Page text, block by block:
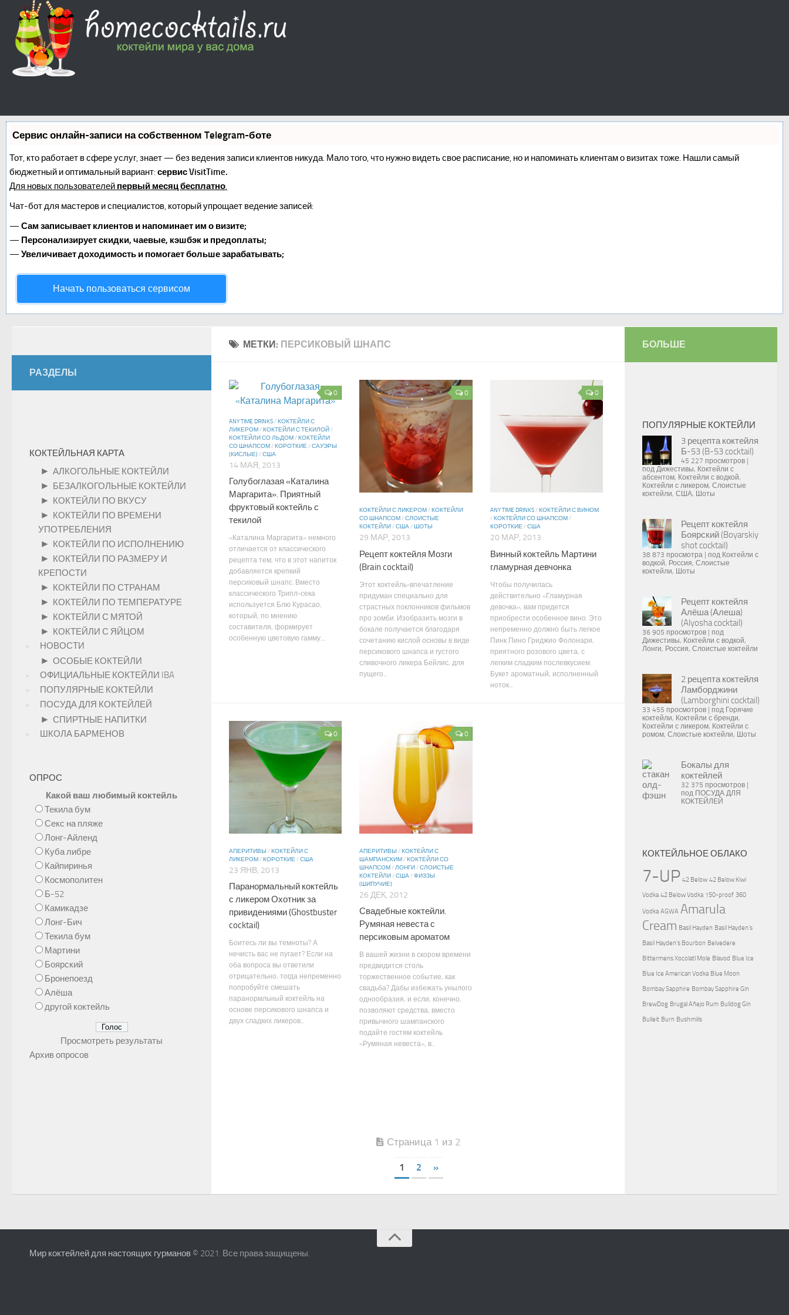
Сервис онлайн-записи на собственном Telegram-боте
Тот, кто работает в сфере услуг, знает — без ведения записи клиентов никуда. Мало того, что нужно видеть свое расписание, но и напоминать клиентам о визитах тоже. Нашли самый
бюджетный и оптимальный вариант: сервис VisitTime.
Для новых пользователей первый месяц бесплатно.
Чат-бот для мастеров и специалистов, который упрощает ведение записей:
— Сам записывает клиентов и напоминает им о визите;
— Персонализирует скидки, чаевые, кэшбэк и предоплаты;
— Увеличивает доходимость и помогает больше зарабатывать;
Начать пользоваться сервисом
МЕТКИ: ПЕРСИКОВЫЙ ШНАПС
0
ANY TIME DRINKS/КОКТЕЙЛИ С
ЛИКЕРОМ/КОКТЕЙЛИ С ТЕКИЛОЙ/
КОКТЕЙЛИ СО ЛЬДОМ/КОКТЕЙЛИ
СО ШНАПСОМ/КОРОТКИЕ/САУЭРЫ
(КИСЛЫЕ) /США
14 МАЯ, 2013
Голубоглазая «Каталина
Маргарита». Приятный
фруктовый коктейль с
текилой
«Каталина Маргарита» немного
отличается от классического
рецепта тем, что в этот напиток
добавляется крепкий
персиковый шнапс. Вместо
классического Трипл-сека
используется Блю Курасао,
который, по мнению
составителя, формирует
особенную цветовую гамму....
0
КОКТЕЙЛИ С ЛИКЕРОМ/КОКТЕЙЛИ
СО ШНАПСОМ/СЛОИСТЫЕ
КОКТЕЙЛИ/США/ШОТЫ
29 МАР, 2013
Рецепт коктейля Мозги
(Brain cocktail)
Этот коктейль-впечатление
придуман специально для
страстных поклонников фильмов
про зомби. Изобразить мозги в
бокале получается благодаря
сочетанию кислой основы в виде
персикового шнапса и густого
сливочного ликера Бейлис, для
пущего...
0
ANY TIME DRINKS/КОКТЕЙЛИ С ВИНОМ
/КОКТЕЙЛИ СО ШНАПСОМ/
КОРОТКИЕ/США
20 МАР, 2013
Винный коктейль Мартини
гламурная девчонка
Чтобы получилась
действительно «Гламурная
девочка», вам придется
приобрести особенное вино. Это
непременно должно быть легкое
Пинк Пино Гриджио Фолонари,
приятного розового цвета, с
легким сладким послевкусием.
Букет ароматный, исполненный
ноток...
0
АПЕРИТИВЫ /КОКТЕЙЛИ С
ЛИКЕРОМ/КОРОТКИЕ/США
23 ЯНВ, 2013
Паранормальный коктейль
с ликером Охотник за
привидениями (Ghostbuster
cocktail)
Боитесь ли вы темноты? А
нечисть вас не пугает? Если на
оба вопроса вы ответили
отрицательно, тогда непременно
попробуйте смешать
паранормльный коктейль на
основе персикового шнапса и
двух сладких ликеров...
0
АПЕРИТИВЫ /КОКТЕЙЛИ С
ШАМПАНСКИМ/КОКТЕЙЛИ СО
ШНАПСОМ/ЛОНГИ/СЛОИСТЫЕ
КОКТЕЙЛИ/США/ФИЗЗЫ
(ШИПУЧИЕ)
26 ДЕК, 2012
Свадебные коктейли.
Румяная невеста с
персиковым ароматом
В вашей жизни в скором времени
предвидится столь
торжественное событие, как
свадьба? Дабы избежать унылого
однообразия, и если, конечно,
позволяют средства, вместо
привычного шампанского
подайте гостям коктейль
«Румяная невеста», в...
Страница 1 из 2
1 2 »
РАЗДЕЛЫ
КОКТЕЙЛЬНАЯ КАРТА
► АЛКОГОЛЬНЫЕ КОКТЕЙЛИ
► БЕЗАЛКОГОЛЬНЫЕ КОКТЕЙЛИ
► КОКТЕЙЛИ ПО ВКУСУ
► КОКТЕЙЛИ ПО ВРЕМЕНИ
УПОТРЕБЛЕНИЯ
► КОКТЕЙЛИ ПО ИСПОЛНЕНИЮ
► КОКТЕЙЛИ ПО РАЗМЕРУ И
КРЕПОСТИ
► КОКТЕЙЛИ ПО СТРАНАМ
► КОКТЕЙЛИ ПО ТЕМПЕРАТУРЕ
► КОКТЕЙЛИ С МЯТОЙ
► КОКТЕЙЛИ С ЯЙЦОМ
НОВОСТИ
► ОСОБЫЕ КОКТЕЙЛИ
ОФИЦИАЛЬНЫЕ КОКТЕЙЛИ IBA
ПОПУЛЯРНЫЕ КОКТЕЙЛИ
ПОСУДА ДЛЯ КОКТЕЙЛЕЙ
► СПИРТНЫЕ НАПИТКИ
ШКОЛА БАРМЕНОВ
ОПРОС
Какой ваш любимый коктейль
Текила бум
Секс на пляже
Лонг-Айленд
Куба либре
Кайпиринья
Космополитен
Б-52
Камикадзе
Лонг-Бич
Текила бум
Мартини
Боярский
Бронепоезд
Алёша
другой коктейль
Просмотреть результаты
Архив опросов
БОЛЬШЕ
ПОПУЛЯРНЫЕ КОКТЕЙЛИ
3 рецепта коктейля
Б-53 (B-53 cocktail)
45 227 просмотров
под Дижестивы, Коктейли с
абсентом, Коктейли с водкой,
Коктейли с ликером, Слоистые
коктейли, США, Шоты
Рецепт коктейля
Боярский (Boyarskiy
shot cocktail)
38 873 просмотра под Коктейли с
водкой, Россия, Слоистые
коктейли, Шоты
Рецепт коктейля
Алёша (Алеша)
(Alyosha cocktail)
36 905 просмотров
под
Дижестивы, Коктейли с водкой,
Лонги, Россия, Слоистые коктейли
2 рецепта коктейля
Ламборджини
(Lamborghini cocktail)
33 455 просмотров под Горячие
коктейли, Коктейли с бренди,
Коктейли с ликером, Коктейли с
ромом, Слоистые коктейли, Шоты
Бокалы для
коктейлей
32 375 просмотров
под ПОСУДА ДЛЯ
КОКТЕЙЛЕЙ
КОКТЕЙЛЬНОЕ ОБЛАКО
7-UP 42 Below 42 Below Kiwi
Vodka 42 Below Vodka 150-proof 360
Vodka AGWA Amarula
Cream Basil Hayden Basil Hayden's
Basil Hayden's Bourbon Belvedere
Bittermens Xocolatl Mole Blavod Blue Ice
Blue Ice American Vodka Blue Moon
Bombay Sapphire Bombay Sapphire Gin
BrewDog Brugal Añejo Rum Bulldog Gin
Bulleit Burn Bushmills
Мир коктейлей для настоящих гурманов © 2021. Все права защищены.